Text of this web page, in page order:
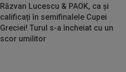
Răzvan Lucescu & PAOK, ca și
calificați în semifinalele Cupei
Greciei! Turul s-a încheiat cu un
scor umilitor